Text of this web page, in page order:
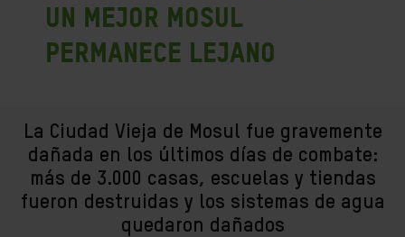
un mejor Mosul
permanece lejano
La Ciudad Vieja de Mosul fue gravemente
dañada en los últimos días de combate:
más de 3.000 casas, escuelas y tiendas
fueron destruidas y los sistemas de agua
quedaron dañados